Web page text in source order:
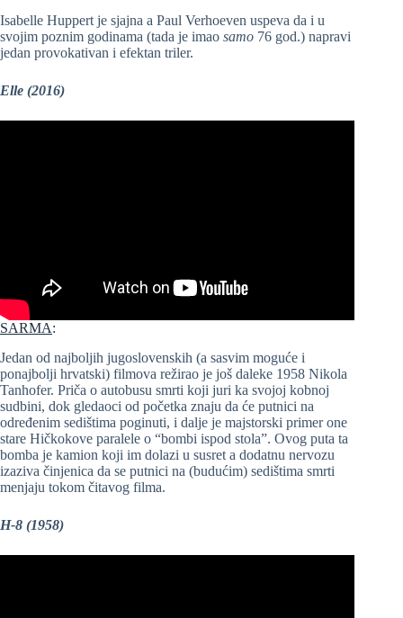
Isabelle Huppert je sjajna a Paul Verhoeven uspeva da i u
svojim poznim godinama (tada je imao samo 76 god.) napravi
jedan provokativan i efektan triler.
Elle (2016)
SARMA:
Jedan od najboljih jugoslovenskih (a sasvim moguće i
ponajbolji hrvatski) filmova režirao je još daleke 1958 Nikola
Tanhofer. Priča o autobusu smrti koji juri ka svojoj kobnoj
sudbini, dok gledaoci od početka znaju da će putnici na
određenim sedištima poginuti, i dalje je majstorski primer one
stare Hičkokove paralele o “bombi ispod stola”. Ovog puta ta
bomba je kamion koji im dolazi u susret a dodatnu nervozu
izaziva činjenica da se putnici na (budućim) sedištima smrti
menjaju tokom čitavog filma.
H-8 (1958)